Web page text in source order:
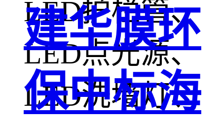
LED护栏管、
LED点光源、
LED洗墙灯、
建华膜环
保中标海